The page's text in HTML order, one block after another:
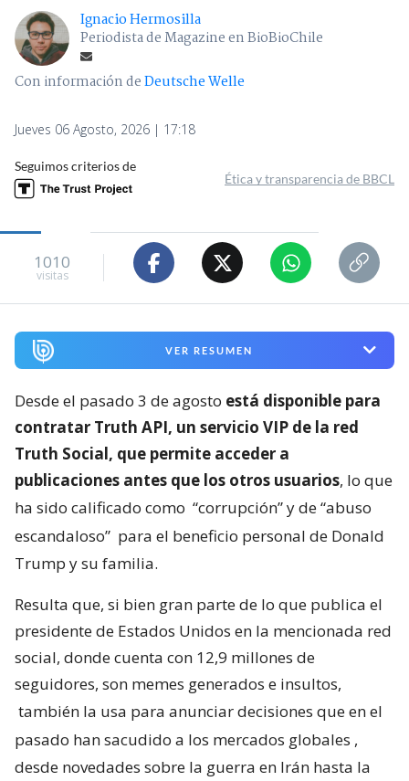
Ignacio Hermosilla
Periodista de Magazine en BioBioChile
Con información deDeutsche Welle
Jueves 06 Agosto, 2026 | 17:18
Seguimos criterios de
Ética y transparencia de BBCL
1010
visitas
VER RESUMEN
Desde el pasado 3 de agosto está disponible para
contratar Truth API, un servicio VIP de la red
Truth Social, que permite acceder a
publicaciones antes que los otros usuarios, lo que
ha sido calificado como “corrupción” y de “abuso
escandaloso” para el beneficio personal de Donald
Trump y su familia.
Resulta que, si bien gran parte de lo que publica el
presidente de Estados Unidos en la mencionada red
social, donde cuenta con 12,9 millones de
seguidores, son memes generados e insultos,
también la usa para anunciar decisiones que en el
pasado han sacudido a los mercados globales ,
desde novedades sobre la guerra en Irán hasta la